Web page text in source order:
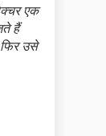
एक
हैं
उसे